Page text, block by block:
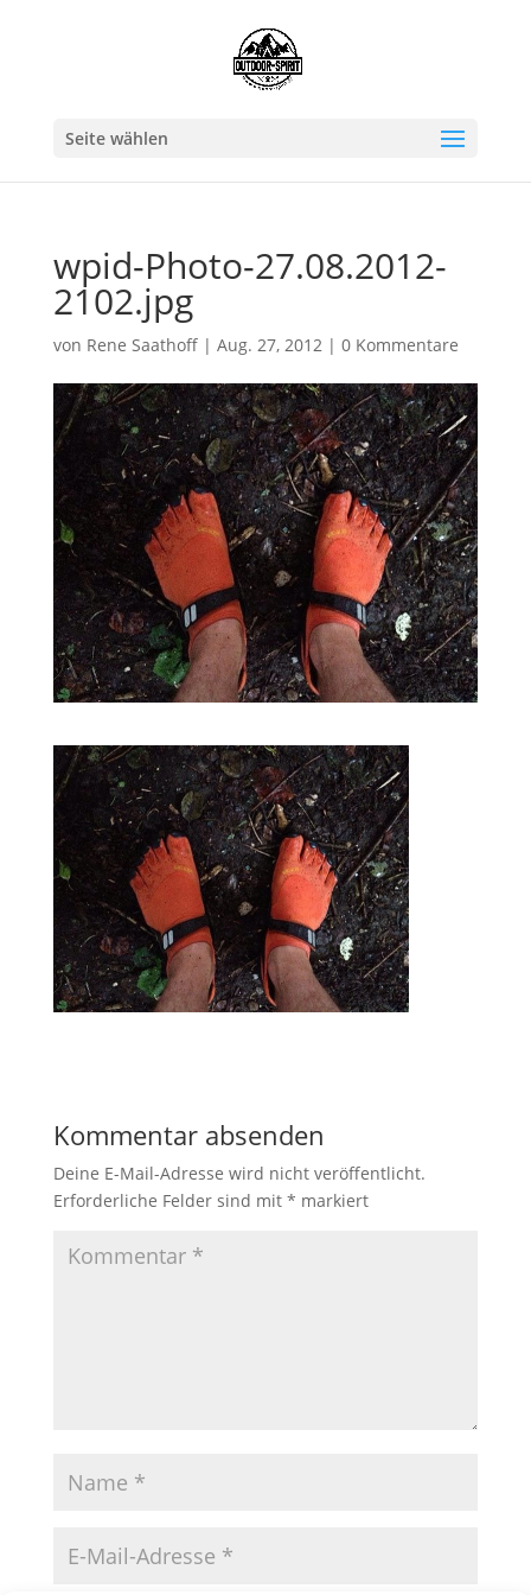
Seite wählen
wpid-Photo-27.08.2012-
2102.jpg
von Rene Saathoff| Aug. 27, 2012| 0 Kommentare
Kommentar absenden
Deine E-Mail-Adresse wird nicht veröffentlicht.
Erforderliche Felder sind mit * markiert